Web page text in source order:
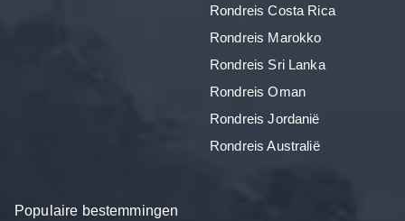
Rondreis Costa Rica
Rondreis Marokko
Rondreis Sri Lanka
Rondreis Oman
Rondreis Jordanië
Rondreis Australië
Populaire bestemmingen